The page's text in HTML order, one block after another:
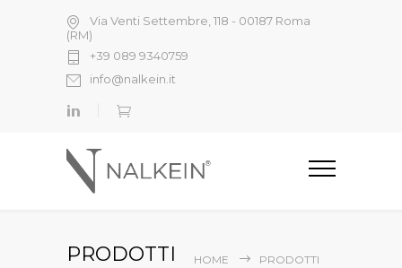
Via Venti Settembre, 118 - 00187 Roma
(RM)
+39 089 9340759
info@nalkein.it
PRODOTTI HOME PRODOTTI